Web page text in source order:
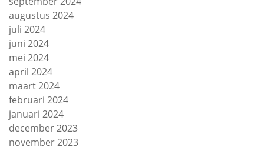
augustus 2024
juli 2024
juni 2024
mei 2024
april 2024
maart 2024
februari 2024
januari 2024
december 2023
november 2023